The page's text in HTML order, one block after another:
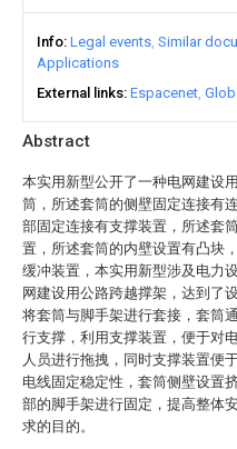
Abstract
本实用新型公开了一种电网建设
筒，所述套筒的侧壁固定连接有
部固定连接有支撑装置，所述套
置，所述套筒的内壁设置有凸块
缓冲装置，本实用新型涉及电力
网建设用公路跨越撑架，达到了
将套筒与脚手架进行套接，套筒
行支撑，利用支撑装置，便于对
人员进行拖拽，同时支撑装置便
电线固定稳定性，套筒侧壁设置
部的脚手架进行固定，提高整体
求的目的。
Info Legal events Similar
Applications
External links Espacenet